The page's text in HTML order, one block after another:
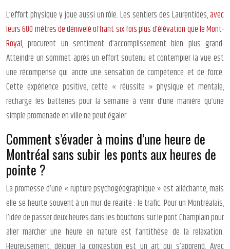
L’effort physique y joue aussi un rôle. Les sentiers des Laurentides,avec
leurs 600 mètres de dénivelé offrant six fois plus d’élévation que le Mont-
Royal, procurent un sentiment d’accomplissement bien plus grand.
Atteindre un sommet après un effort soutenu et contempler la vue est
une récompense qui ancre une sensation de compétence et de force.
Cette expérience positive, cette « réussite » physique et mentale,
recharge les batteries pour la semaine à venir d’une manière qu’une
simple promenade en ville ne peut égaler.
Comment s’évader à moins d’une heure de
Montréal sans subir les ponts aux heures de
pointe ?
La promesse d’une « rupture psychogéographique » est alléchante, mais
elle se heurte souvent à un mur de réalité : le trafic. Pour un Montréalais,
l’idée de passer deux heures dans les bouchons sur le pont Champlain pour
aller marcher une heure en nature est l’antithèse de la relaxation.